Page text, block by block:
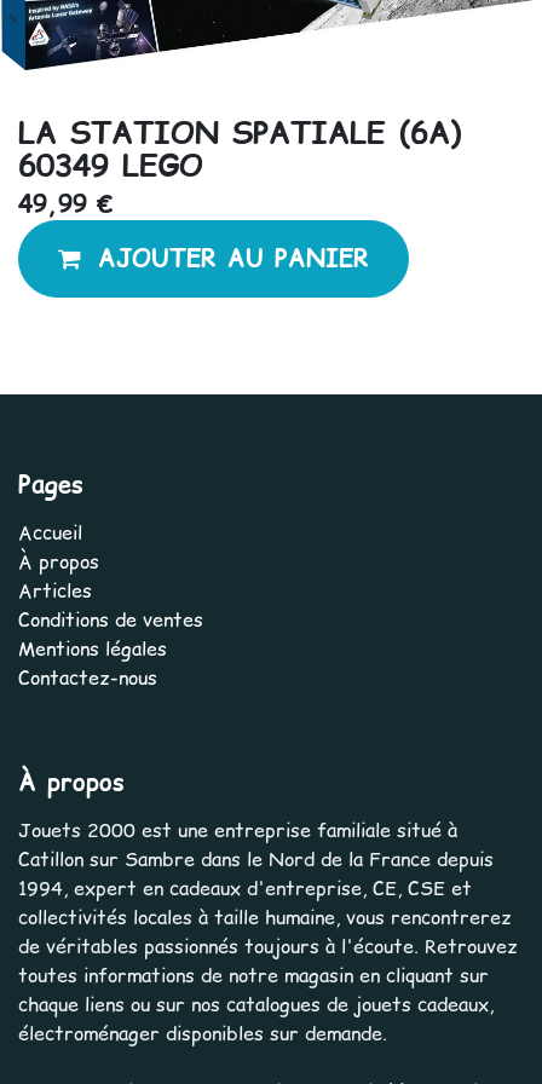
LA STATION SPATIALE (6A)
60349 LEGO
49,99 €
AJOUTER AU PANIER
Pages
Accueil
À propos
Articles
Conditions de ventes
Mentions légales
Contactez-nous
À propos
Jouets 2000 est une entreprise familiale situé à
Catillon sur Sambre dans le Nord de la France depuis
1994, expert en cadeaux d'entreprise, CE, CSE et
collectivités locales à taille humaine, vous rencontrerez
de véritables passionnés toujours à l'écoute. Retrouvez
toutes informations de notre magasin en cliquant sur
chaque liens ou sur nos catalogues de jouets cadeaux,
électroménager disponibles sur demande.